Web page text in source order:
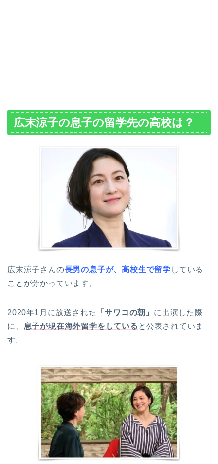
広末涼子の息子の留学先の高校は？
広末涼子さんの長男の息子が、高校生で留学 している
ことが分かっています。
2020年1月に放送された 「サワコの朝」 に出演した際
に、 息子が現在海外留学をしている と公表されていま
す。